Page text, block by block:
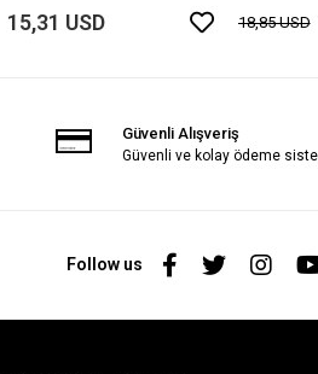
15,31 USD 18,85 USD
Güvenli Alışveriş
Güvenli ve kolay ödeme
Follow us